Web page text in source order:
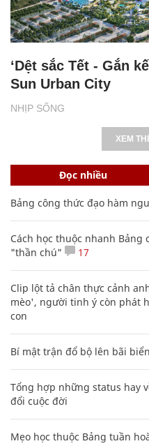
NHỊP SỐNG
‘Dệt sắc Tết - Gắn
Sun Urban City
XEM
Đọc nhiều
Bảng công thức đạo hàm
Cách học thuộc nhanh
"thần chú"
17
Clip lột tả chân thực cảnh
mèo', người tinh ý còn phát
con
Bí mật trận đổ bộ lên bãi
Tổng hợp những status hay
đổi cuộc đời
Mẹo học thuộc Bảng tuần